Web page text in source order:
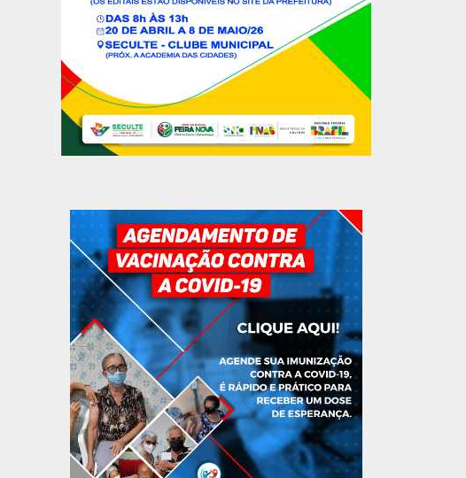
GOVERNO MUNICIPAL
ÚLTIMAS NOTÍCIAS
Feira Nova lança o Living Lab 2030,
Programa de Sustentabilidade